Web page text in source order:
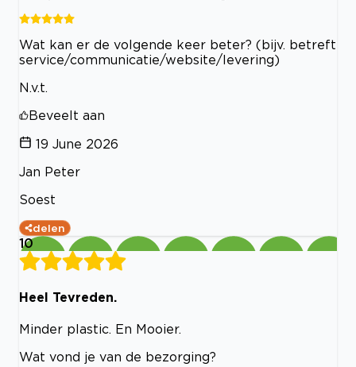
Wat kan er de volgende keer beter? (bijv. betreft
service/communicatie/website/levering)
N.v.t.
Beveelt aan
19 June 2026
Jan Peter
Soest
delen
10
Heel Tevreden.
Minder plastic. En Mooier.
Wat vond je van de bezorging?